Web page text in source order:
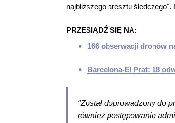
najbliższego aresztu śledczego".
PRZESIĄDŹ SIĘ NA:
166 obserwacji dronów
Barcelona-El Prat: 18
"Został doprowadzony do
również postępowanie